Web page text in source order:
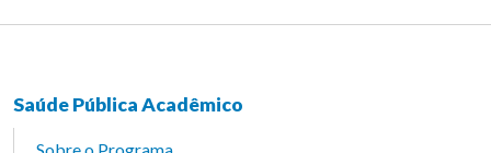
Saúde Pública Acadêmico